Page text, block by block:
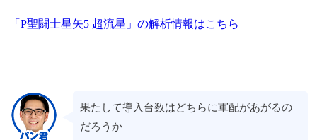
「P聖闘士星矢5 超流星」の解析情報はこちら
果たして導入台数はどちらに軍配があがるの
だろうか